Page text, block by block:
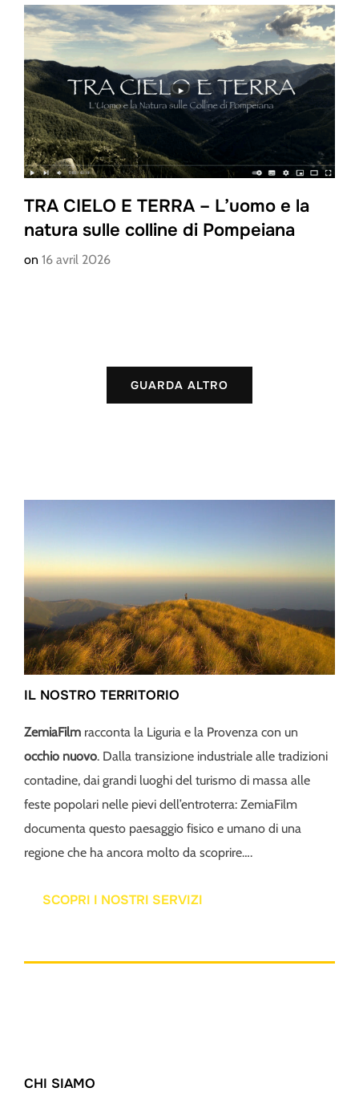
TRA CIELO E TERRA – L’uomo e la
natura sulle colline di Pompeiana
on 16 avril 2026
GUARDA ALTRO
IL NOSTRO TERRITORIO
ZemiaFilm racconta la Liguria e la Provenza con un
occhio nuovo. Dalla transizione industriale alle tradizioni
contadine, dai grandi luoghi del turismo di massa alle
feste popolari nelle pievi dell’entroterra: ZemiaFilm
documenta questo paesaggio fisico e umano di una
regione che ha ancora molto da scoprire….
SCOPRI I NOSTRI SERVIZI
CHI SIAMO